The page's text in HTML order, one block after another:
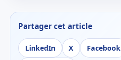
Partager cet article
LinkedIn X Facebook